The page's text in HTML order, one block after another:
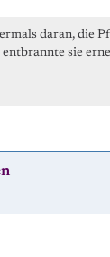
daran, die
entbrannte sie